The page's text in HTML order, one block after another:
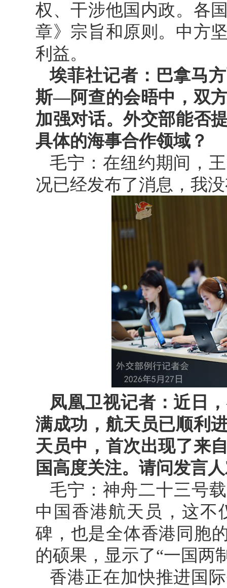
权、干涉他国内政。各
章》宗旨和原则。中方
利益。
埃菲社记者：巴拿马
斯—阿查的会晤中，双
加强对话。外交部能否
具体的海事合作领域？
毛宁：在纽约期间，
况已经发布了消息，我
凤凰卫视记者：近日
满成功，航天员已顺利
天员中，首次出现了来
国高度关注。请问发言
毛宁：神舟二十三号
中国香港航天员，这不
碑，也是全体香港同胞
的硕果，显示了“一国两
香港正在加快推进国